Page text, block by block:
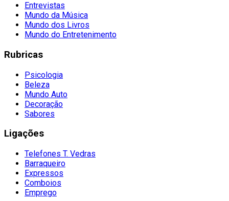
Entrevistas
Mundo da Música
Mundo dos Livros
Mundo do Entretenimento
Rubricas
Psicologia
Beleza
Mundo Auto
Decoração
Sabores
Ligações
Telefones T. Vedras
Barraqueiro
Expressos
Comboios
Emprego